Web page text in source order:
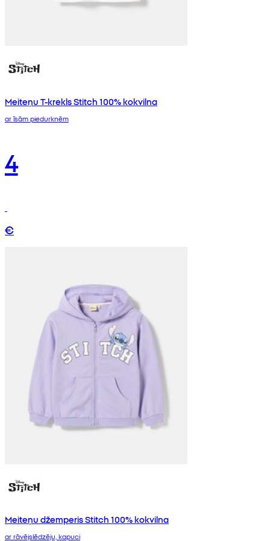
Meiteņu T-krekls Stitch 100% kokvilna
ar īsām piedurknēm
4
€
Meiteņu džemperis Stitch 100% kokvilna
ar rāvējslēdzēju, kapuci